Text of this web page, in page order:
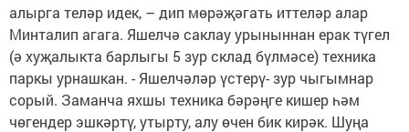
алырга теләр идек, – дип мөрәҗәгать иттеләр алар
Минталип агага. Яшелчә саклау урыныннан ерак түгел
(ә хуҗалыкта барлыгы 5 зур склад бүлмәсе) техника
паркы урнашкан. - Яшелчәләр үстерү- зур чыгымнар
сорый. Заманча яхшы техника бәрәңге кишер һәм
чөгендер эшкәртү, утырту, алу өчен бик кирәк. Шуңа